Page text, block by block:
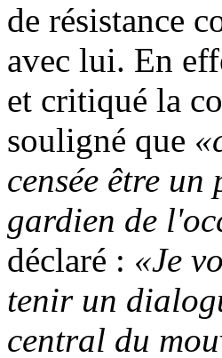
de résistance
avec lui. En
et critiqué la
souligné que
censée être
gardien de
déclaré : «Je
tenir un
central du